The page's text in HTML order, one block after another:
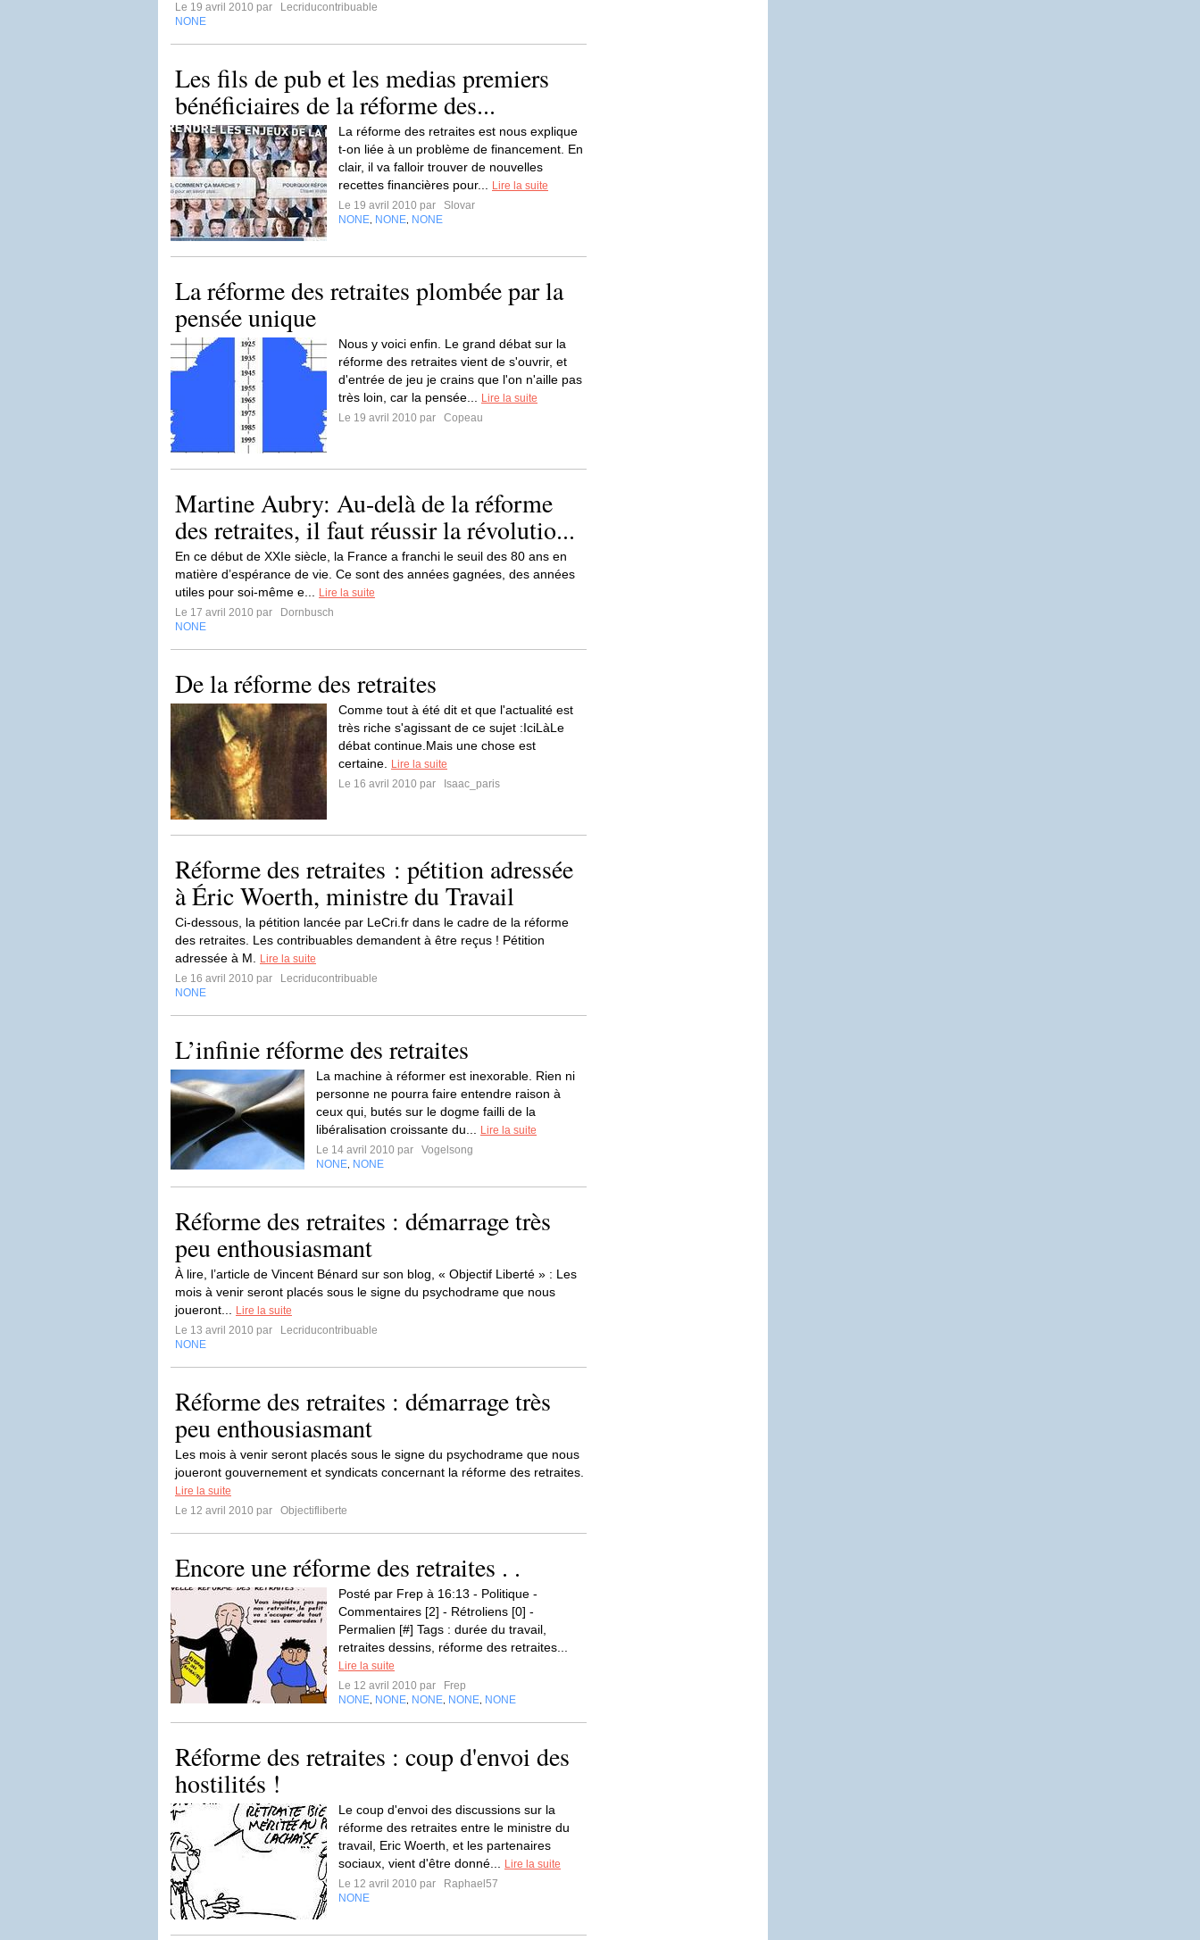
Le 19 avril 2010 par
Lecriducontribuable
NONE
Les fils de pub et les medias premiers
bénéficiaires de la réforme des...
La réforme des retraites est nous explique
t-on liée à un problème de financement. En
clair, il va falloir trouver de nouvelles
recettes financières pour...
Lire la suite
Le 19 avril 2010 par
Slovar
NONE NONE NONE
La réforme des retraites plombée par la
pensée unique
Nous y voici enfin. Le grand débat sur la
réforme des retraites vient de s'ouvrir, et
d'entrée de jeu je crains que l'on n'aille pas
très loin, car la pensée...
Lire la suite
Le 19 avril 2010 par
Copeau
Martine Aubry: Au-delà de la réforme
des retraites, il faut réussir la révolutio...
En ce début de XXIe siècle, la France a franchi le seuil des 80 ans en
matière d’espérance de vie. Ce sont des années gagnées, des années
utiles pour soi-même e...
Lire la suite
Le 17 avril 2010 par
Dornbusch
NONE
De la réforme des retraites
Comme tout à été dit et que l'actualité est
très riche s'agissant de ce sujet :IciLàLe
débat continue.Mais une chose est
certaine.
Lire la suite
Le 16 avril 2010 par
Isaac_paris
Réforme des retraites : pétition adressée
à Éric Woerth, ministre du Travail
Ci-dessous, la pétition lancée par LeCri.fr dans le cadre de la réforme
des retraites. Les contribuables demandent à être reçus ! Pétition
adressée à M.
Lire la suite
Le 16 avril 2010 par
Lecriducontribuable
NONE
L’infinie réforme des retraites
La machine à réformer est inexorable. Rien ni
personne ne pourra faire entendre raison à
ceux qui, butés sur le dogme failli de la
libéralisation croissante du...
Lire la suite
Le 14 avril 2010 par
Vogelsong
NONE NONE
Réforme des retraites : démarrage très
peu enthousiasmant
À lire, l’article de Vincent Bénard sur son blog, « Objectif Liberté » : Les
mois à venir seront placés sous le signe du psychodrame que nous
joueront...
Lire la suite
Le 13 avril 2010 par
Lecriducontribuable
NONE
Réforme des retraites : démarrage très
peu enthousiasmant
Les mois à venir seront placés sous le signe du psychodrame que nous
joueront gouvernement et syndicats concernant la réforme des retraites.
Lire la suite
Le 12 avril 2010 par
Objectifliberte
Encore une réforme des retraites . .
Posté par Frep à 16:13 - Politique -
Commentaires [2] - Rétroliens [0] -
Permalien [#] Tags : durée du travail,
retraites dessins, réforme des retraites...
Lire la suite
Le 12 avril 2010 par
Frep
NONE NONE NONE NONE NONE
Réforme des retraites : coup d'envoi des
hostilités !
Le coup d'envoi des discussions sur la
réforme des retraites entre le ministre du
travail, Eric Woerth, et les partenaires
sociaux, vient d'être donné...
Lire la suite
Le 12 avril 2010 par
Raphael57
NONE